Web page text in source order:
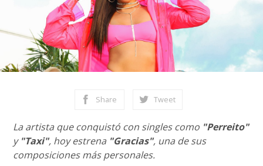
Share Tweet
La artista que conquistó con singles como "Perreito"
y "Taxi", hoy estrena "Gracias", una de sus
composiciones más personales.